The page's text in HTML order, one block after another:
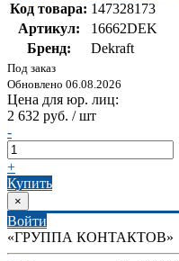
Код товара: 147328173
Артикул:
16662DEK
Бренд:
Dekraft
Под заказ
Обновлено 06.08.2026
Цена для юр. лиц:
2 632 руб. / шт
-
+
Купить
×
Войти
«ГРУППА КОНТАКТОВ»